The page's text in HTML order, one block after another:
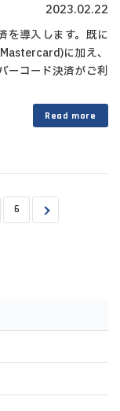
2023.02.22
導入します。既に
に加え、
ーコード決済がご利
Read more
固
定
6